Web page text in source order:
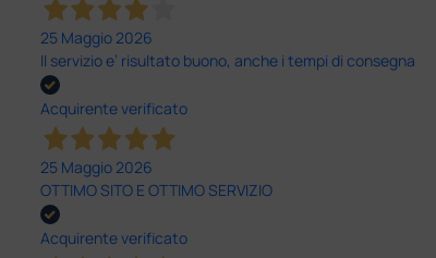
25 Maggio 2026
Il servizio e’ risultato buono, anche i tempi di consegna
Acquirente verificato
25 Maggio 2026
OTTIMO SITO E OTTIMO SERVIZIO
Acquirente verificato